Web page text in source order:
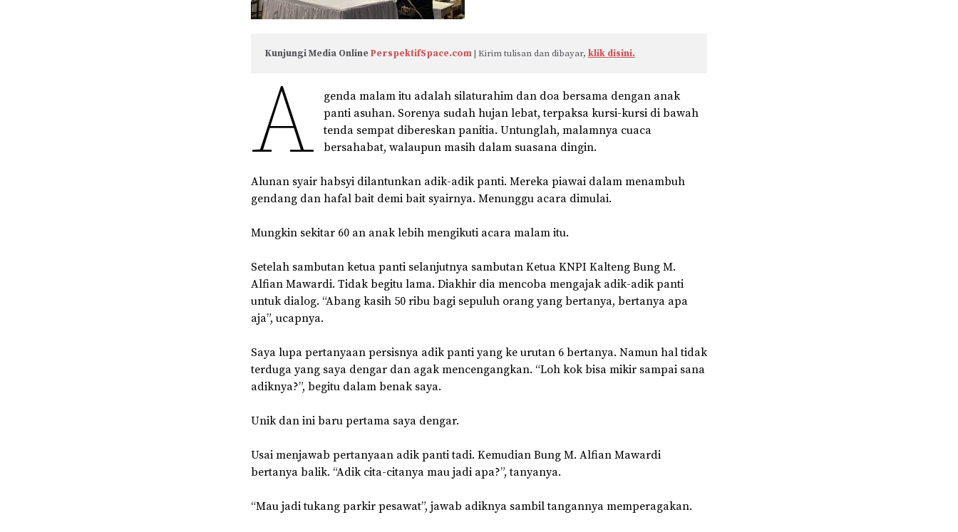
Kunjungi Media Online PerspektifSpace.com | Kirim tulisan dan dibayar, klik disini.
A
genda malam itu adalah silaturahim dan doa bersama dengan anak
panti asuhan. Sorenya sudah hujan lebat, terpaksa kursi-kursi di bawah
tenda sempat dibereskan panitia. Untunglah, malamnya cuaca
bersahabat, walaupun masih dalam suasana dingin.
Alunan syair habsyi dilantunkan adik-adik panti. Mereka piawai dalam menambuh
gendang dan hafal bait demi bait syairnya. Menunggu acara dimulai.
Mungkin sekitar 60 an anak lebih mengikuti acara malam itu.
Setelah sambutan ketua panti selanjutnya sambutan Ketua KNPI Kalteng Bung M.
Alfian Mawardi. Tidak begitu lama. Diakhir dia mencoba mengajak adik-adik panti
untuk dialog. “Abang kasih 50 ribu bagi sepuluh orang yang bertanya, bertanya apa
aja”, ucapnya.
Saya lupa pertanyaan persisnya adik panti yang ke urutan 6 bertanya. Namun hal tidak
terduga yang saya dengar dan agak mencengangkan. “Loh kok bisa mikir sampai sana
adiknya?”, begitu dalam benak saya.
Unik dan ini baru pertama saya dengar.
Usai menjawab pertanyaan adik panti tadi. Kemudian Bung M. Alfian Mawardi
bertanya balik. “Adik cita-citanya mau jadi apa?”, tanyanya.
“Mau jadi tukang parkir pesawat”, jawab adiknya sambil tangannya memperagakan.